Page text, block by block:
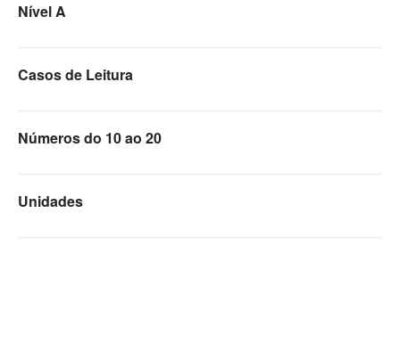
Nível A
Casos de Leitura
Números do 10 ao 20
Unidades